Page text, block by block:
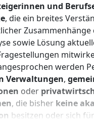
und
, die ein breites
sowie Lösung
werden
Verwaltungen,
oder
, die bisher keine
besitzen oder sich